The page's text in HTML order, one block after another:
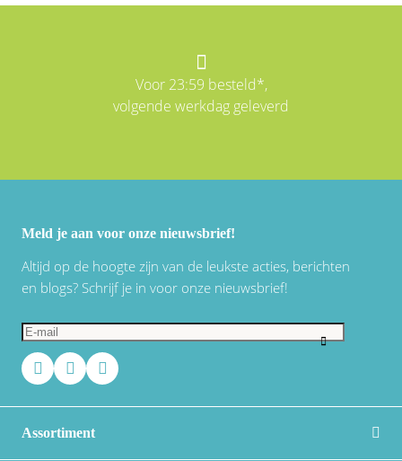
Voor 23:59 besteld*,
volgende werkdag geleverd
Meld je aan voor onze nieuwsbrief!
Altijd op de hoogte zijn van de leukste acties, berichten
en blogs? Schrijf je in voor onze nieuwsbrief!
Assortiment